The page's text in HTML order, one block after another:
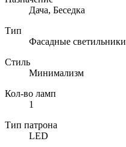
Дача, Беседка
Тип
Фасадные светильники
Стиль
Минимализм
Кол-во ламп
1
Тип патрона
LED